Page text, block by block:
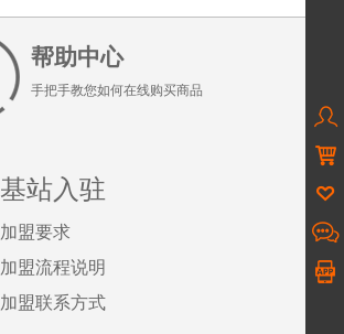




帮助中心
手把手教您如何在线购买商品
基站入驻
加盟要求
加盟流程说明
加盟联系方式